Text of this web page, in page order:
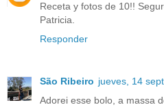
Receta y fotos de 10!!
Patricia.
Responder
São Ribeiro jueves, 14
Adorei esse bolo, a massa